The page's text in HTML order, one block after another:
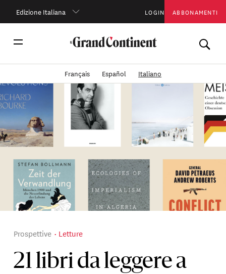
Edizione Italiana LOGIN ABBONAMENTI
Français Español Italiano
21 libri da leggere a
Prospettive Letture